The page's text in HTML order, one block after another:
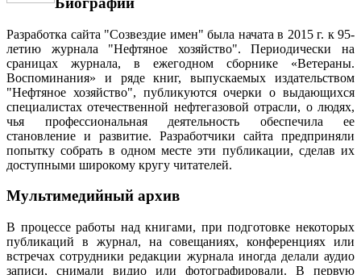
Разработка сайта "Созвездие имен" была начата в 2015 г. к 95-
летию журнала "Нефтяное хозяйство". Периодически на
сраницах журнала, в ежегодном сборнике «Ветераны.
Воспоминания» и ряде книг, выпускаемых издательством
"Нефтяное хозяйство", публикуются очерки о выдающихся
специалистах отечественной нефтегазовой отрасли, о людях,
чья профессиональная деятельность обеспечила ее
становление и развитие. Разработчики сайта предприняли
попытку собрать в одном месте эти публикации, сделав их
доступными широкому кругу читателей.
Мультимедийный архив
В процессе работы над книгами, при подготовке некоторых
публикаций в журнал, на совещаниях, конференциях или
встречах сотрудники редакции журнала иногда делали аудио
записи, снимали видио или фотографировали. В первую